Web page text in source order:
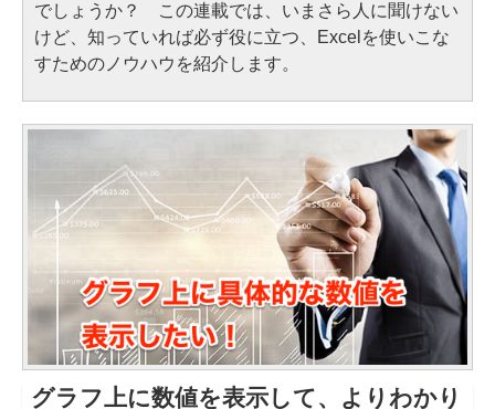
でしょうか？ この連載では、いまさら人に聞けない
けど、知っていれば必ず役に立つ、Excelを使いこな
すためのノウハウを紹介します。
グラフ上に数値を表示して、よりわかり